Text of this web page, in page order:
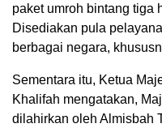
paket umroh bintang tiga
Disediakan pula
berbagai negara,
Sementara itu, Ketua
Khalifah mengatakan,
dilahirkan oleh Almisbah